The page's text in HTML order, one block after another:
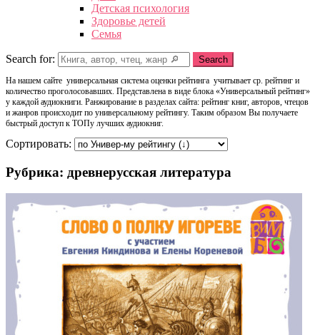
Детская психология
Здоровье детей
Семья
Search for: Search
На нашем сайте универсальная система оценки рейтинга учитывает ср. рейтинг и
количество проголосовавших. Представлена в виде блока «Универсальный рейтинг»
у каждой аудиокниги. Ранжирование в разделах сайта: рейтинг книг, авторов, чтецов
и жанров происходит по универсальному рейтингу. Таким образом Вы получаете
быстрый доступ к ТОПу лучших аудиокниг.
Сортировать:
Рубрика: древнерусская литература